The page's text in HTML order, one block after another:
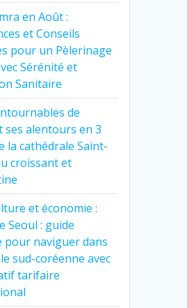
en Août :
et Conseils
pour un Pèlerinage
Sérénité et
Sanitaire
de
ses alentours en 3
la cathédrale Saint-
croissant et
et économie :
Seoul : guide
pour naviguer dans
sud-coréenne avec
tarifaire